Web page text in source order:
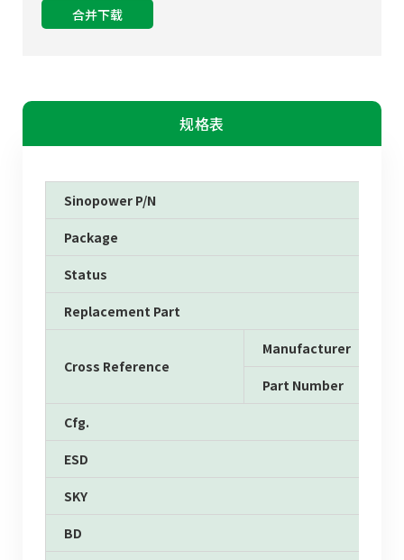
合并下载
规格表
Sinopower P/N
Package
Status
Replacement Part
Cross Reference
Manufacturer
Part Number
Cfg.
ESD
SKY
BD